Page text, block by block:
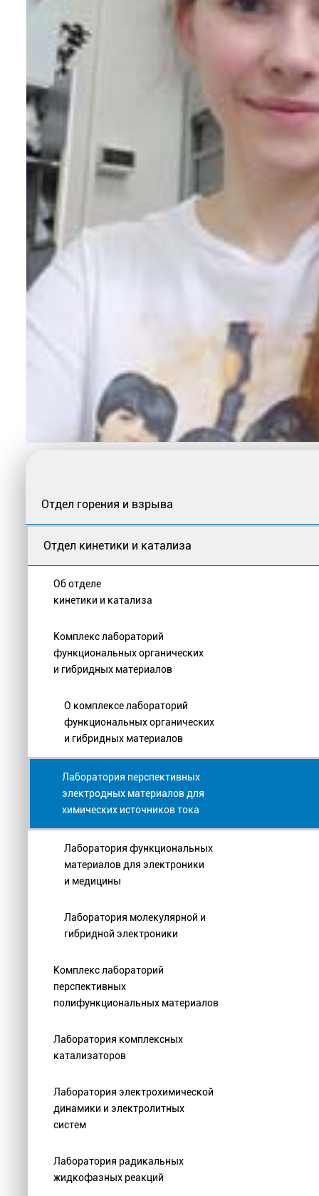
Отдел горения и взрыва
Отдел кинетики и катализа
Об отделе
кинетики и катализа
Комплекс лабораторий
функциональных органических
и гибридных материалов
О комплексе лабораторий
функциональных органических
и гибридных материалов
Лаборатория перспективных
электродных материалов для
химических источников тока
Лаборатория функциональных
материалов для электроники
и медицины
Лаборатория молекулярной и
гибридной электроники
Комплекс лабораторий
перспективных
полифункциональных материалов
Лаборатория комплексных
катализаторов
Лаборатория электрохимической
динамики и электролитных
систем
Лаборатория радикальных
жидкофазных реакций